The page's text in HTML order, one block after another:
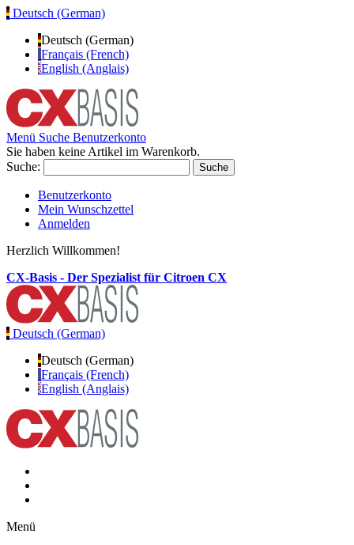
Deutsch (German)
Deutsch (German)
Français (French)
English (Anglais)
Menü Suche Benutzerkonto
Sie haben keine Artikel im Warenkorb.
Suche:
Suche
Benutzerkonto
Mein Wunschzettel
Anmelden
Herzlich Willkommen!
CX-Basis - Der Spezialist für Citroen CX
Deutsch (German)
Deutsch (German)
Français (French)
English (Anglais)
Menü